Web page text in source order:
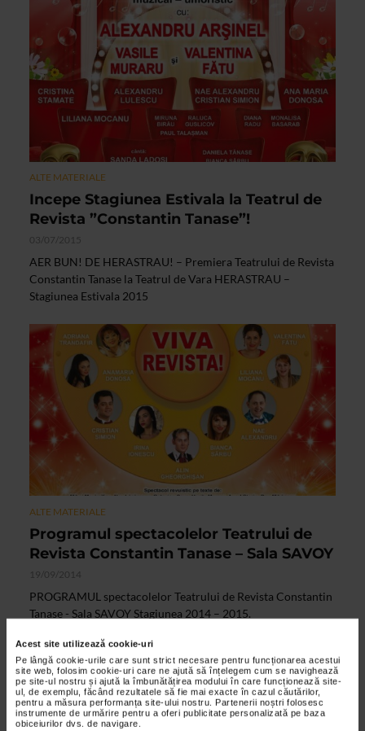
Acest site utilizează cookie-uri
Pe lângă cookie-urile care sunt strict necesare pentru funcționarea acestui
site web, folosim cookie-uri care ne ajută să înțelegem cum se navighează
pe site-ul nostru și ajută la îmbunătățirea modului în care funcționează site-
ul, de exemplu, făcând rezultatele să fie mai exacte în cazul căutărilor,
pentru a măsura performanța site-ului nostru. Partenerii noștri folosesc
instrumente de urmărire pentru a oferi publicitate personalizată pe baza
obiceiurilor dvs. de navigare.
ALTE MATERIALE
Incepe Stagiunea Estivala la Teatrul de
Revista ”Constantin Tanase”!
03/07/2015
AER BUN! DE HERASTRAU! – Premiera Teatrului de Revista
Constantin Tanase la Teatrul de Vara HERASTRAU –
Stagiunea Estivala 2015
ALTE MATERIALE
Programul spectacolelor Teatrului de
Revista Constantin Tanase – Sala SAVOY
19/09/2014
PROGRAMUL spectacolelor Teatrului de Revista Constantin
Tanase - Sala SAVOY Stagiunea 2014 – 2015.
VIDEO